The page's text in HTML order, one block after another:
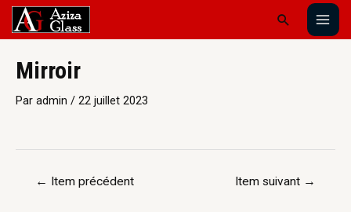
Mirroir
Par admin / 22 juillet 2023
← Item précédent Item suivant →